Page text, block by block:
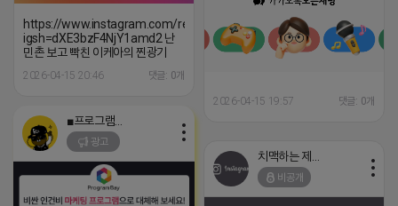
https://www.instagram.com/reel/DXJly0aCVct/?
igsh=dXE3bzF4NjY1amd2 난
민촌 보고 빡친 이케아의 찐광기
2026-04-15 20:46 댓글: 0개
2026-04-15 19:57 댓글: 0개
광고
비공개